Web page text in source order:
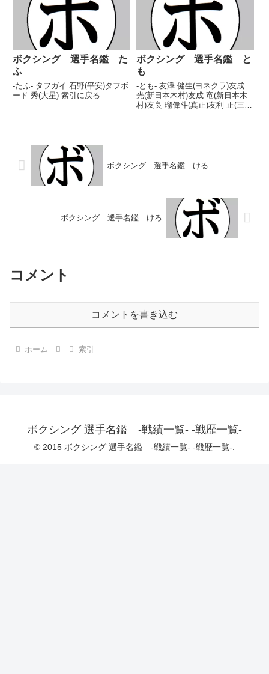
ボクシング 選手名鑑 た
ふ
-たふ- タフガイ 石野(平安)タフボ
ード 秀(大星) 索引に戻る
ボクシング 選手名鑑 と
も
-とも- 友澤 健生(ヨネクラ)友成
光(新日本木村)友成 竜(新日本木
村)友良 瑠偉斗(真正)友利 正(三
ボクシング 選手名鑑 ける
ボクシング 選手名鑑 けろ
コメント
コメントを書き込む
ホーム 索引
ボクシング 選手名鑑 -戦績一覧- -戦歴一覧-
© 2015 ボクシング 選手名鑑 -戦績一覧- -戦歴一覧-.